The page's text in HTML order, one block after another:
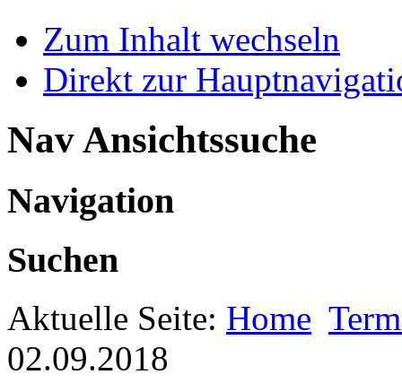
Zum Inhalt wechseln
Direkt zur
Nav Ansichtssuche
Navigation
Suchen
Aktuelle Seite: Home
02.09.2018